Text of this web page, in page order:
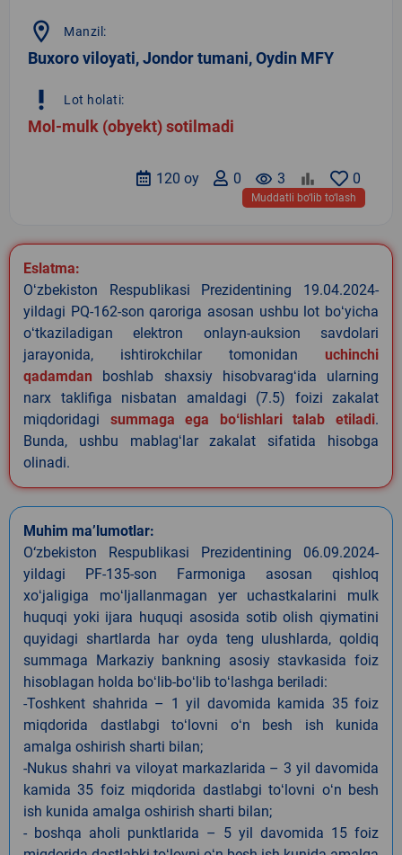
location_on Manzil:
Buxoro viloyati, Jondor tumani, Oydin MFY
priority_high Lot holati:
Mol-mulk (obyekt) sotilmadi
0
remove_red_eye 3
0
120 oy
Muddatli bo‘lib to‘lash
Eslatma:
Oʻzbekiston Respublikasi Prezidentining 19.04.2024-
yildagi PQ-162-son qaroriga asosan ushbu lot boʻyicha
oʻtkaziladigan elektron onlayn-auksion savdolari
jarayonida, ishtirokchilar tomonidan uchinchi
qadamdan boshlab shaxsiy hisobvaragʻida ularning
narx taklifiga nisbatan amaldagi (7.5) foizi zakalat
miqdoridagi summaga ega boʻlishlari talab etiladi.
Bunda, ushbu mablagʻlar zakalat sifatida hisobga
olinadi.
Muhim ma’lumotlar:
O‘zbekiston Respublikasi Prezidentining 06.09.2024-
yildagi PF-135-son Farmoniga asosan qishloq
xoʻjaligiga moʻljallanmagan yer uchastkalarini mulk
huquqi yoki ijara huquqi asosida sotib olish qiymatini
quyidagi shartlarda har oyda teng ulushlarda, qoldiq
summaga Markaziy bankning asosiy stavkasida foiz
hisoblagan holda boʻlib-boʻlib toʻlashga beriladi:
-Toshkent shahrida – 1 yil davomida kamida 35 foiz
miqdorida dastlabgi toʻlovni oʻn besh ish kunida
amalga oshirish sharti bilan;
-Nukus shahri va viloyat markazlarida – 3 yil davomida
kamida 35 foiz miqdorida dastlabgi toʻlovni oʻn besh
ish kunida amalga oshirish sharti bilan;
- boshqa aholi punktlarida – 5 yil davomida 15 foiz